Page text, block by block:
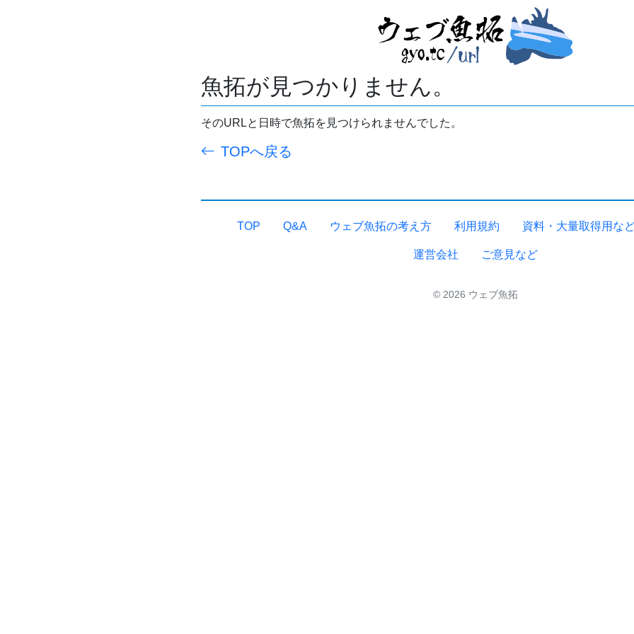
魚拓が見つかりません。
そのURLと日時で魚拓を見つけられませんでした。
TOPへ戻る
TOP Q&A ウェブ魚拓の考え方 利用規約 資料・大量取得用な
運営会社 ご意見など
© 2026 ウェブ魚拓